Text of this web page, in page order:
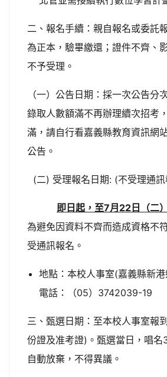
二、報名手續：親自報名或委託
為正本，驗畢繳還；證件不齊、
不予受理。
（一）公告日期：採一次公告分
錄取人數額滿不再辦理續次招考
滿，請自行看嘉義縣教育資訊網
公告。
(二) 受理報名日期: (不受理通訊
即日起，至7月22日（二
為避免因資料不齊而造成資格不
受通訊報名。
地點：本校人事室(嘉義縣新
電話：（05）3742039-19
三、甄選日期：至本校人事室報
份證及准考證)。甄選當日，唱名
自動放棄，不得異議。